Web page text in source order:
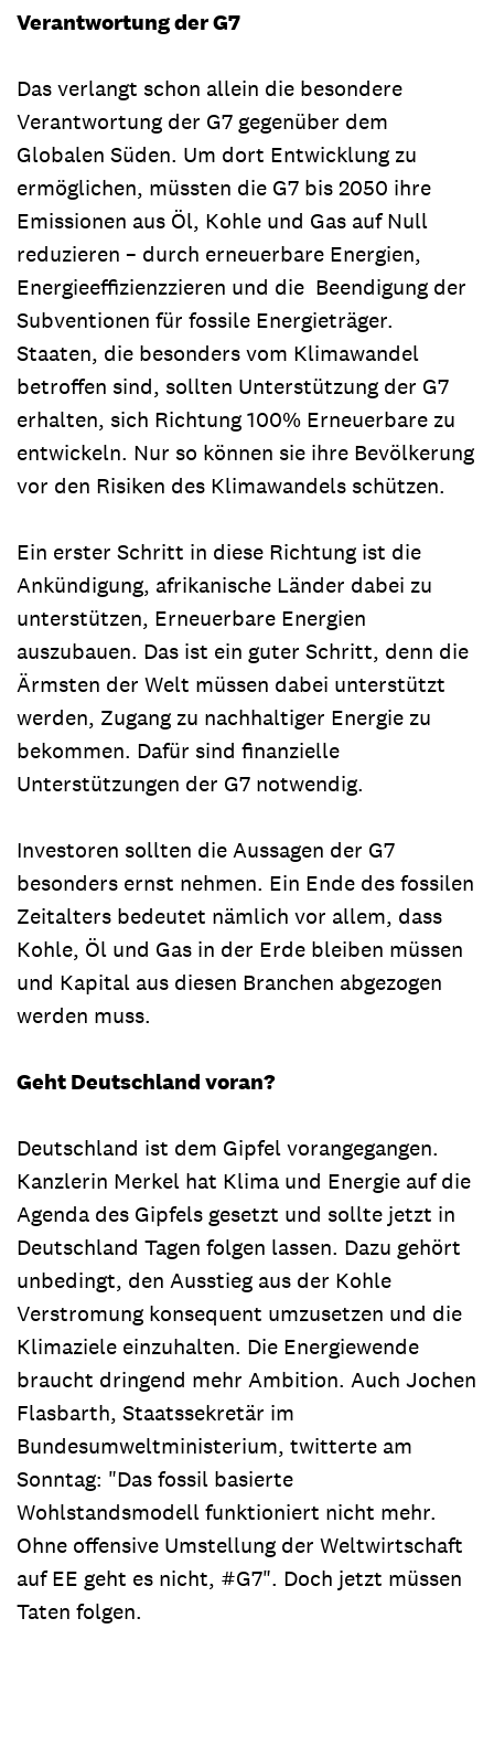
Verantwortung der G7
Das verlangt schon allein die besondere
Verantwortung der G7 gegenüber dem
Globalen Süden. Um dort Entwicklung zu
ermöglichen, müssten die G7 bis 2050 ihre
Emissionen aus Öl, Kohle und Gas auf Null
reduzieren – durch erneuerbare Energien,
Energieeffizienzzieren und die Beendigung der
Subventionen für fossile Energieträger.
Staaten, die besonders vom Klimawandel
betroffen sind, sollten Unterstützung der G7
erhalten, sich Richtung 100% Erneuerbare zu
entwickeln. Nur so können sie ihre Bevölkerung
vor den Risiken des Klimawandels schützen.
Ein erster Schritt in diese Richtung ist die
Ankündigung, afrikanische Länder dabei zu
unterstützen, Erneuerbare Energien
auszubauen. Das ist ein guter Schritt, denn die
Ärmsten der Welt müssen dabei unterstützt
werden, Zugang zu nachhaltiger Energie zu
bekommen. Dafür sind finanzielle
Unterstützungen der G7 notwendig.
Investoren sollten die Aussagen der G7
besonders ernst nehmen. Ein Ende des fossilen
Zeitalters bedeutet nämlich vor allem, dass
Kohle, Öl und Gas in der Erde bleiben müssen
und Kapital aus diesen Branchen abgezogen
werden muss.
Geht Deutschland voran?
Deutschland ist dem Gipfel vorangegangen.
Kanzlerin Merkel hat Klima und Energie auf die
Agenda des Gipfels gesetzt und sollte jetzt in
Deutschland Tagen folgen lassen. Dazu gehört
unbedingt, den Ausstieg aus der Kohle
Verstromung konsequent umzusetzen und die
Klimaziele einzuhalten. Die Energiewende
braucht dringend mehr Ambition. Auch Jochen
Flasbarth, Staatssekretär im
Bundesumweltministerium, twitterte am
Sonntag: "Das fossil basierte
Wohlstandsmodell funktioniert nicht mehr.
Ohne offensive Umstellung der Weltwirtschaft
auf EE geht es nicht, #G7". Doch jetzt müssen
Taten folgen.